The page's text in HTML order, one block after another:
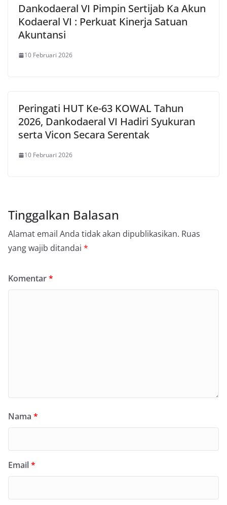
Dankodaeral VI Pimpin Sertijab Ka Akun
Kodaeral VI : Perkuat Kinerja Satuan
Akuntansi
10 Februari 2026
Peringati HUT Ke-63 KOWAL Tahun
2026, Dankodaeral VI Hadiri Syukuran
serta Vicon Secara Serentak
10 Februari 2026
Tinggalkan Balasan
Alamat email Anda tidak akan dipublikasikan. Ruas
yang wajib ditandai *
Komentar*
Nama *
Email*